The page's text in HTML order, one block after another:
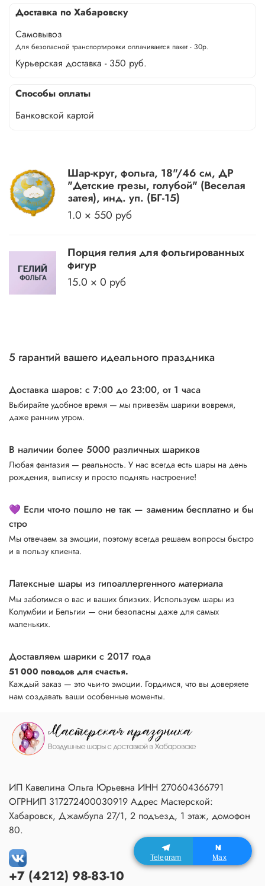
Доставка по Хабаровску
Самовывоз
Для безопасной транспортировки оплачивается пакет - 30р.
Курьерская доставка - 350 руб.
Способы оплаты
Банковской картой
Шар-круг, фольга, 18"/46 см, ДР
"Детские грезы, голубой" (Веселая
затея), инд. уп. (БГ-15)
1.0 × 550 руб
Порция гелия для фольгированных
фигур
15.0 × 0 руб
5 гарантий вашего идеального праздника
Доставка шаров: с 7:00 до 23:00, от 1 часа
Выбирайте удобное время — мы привезём шарики вовремя,
даже ранним утром.
В наличии более 5000 различных шариков
Любая фантазия — реальность. У нас всегда есть шары на день
рождения, выписку и просто поднять настроение!
💜 Если что-то пошло не так — заменим бесплатно и бы
стро
Мы отвечаем за эмоции, поэтому всегда решаем вопросы быстро
и в пользу клиента.
Латексные шары из гипоаллергенного материала
Мы заботимся о вас и ваших близких. Используем шары из
Колумбии и Бельгии — они безопасны даже для самых
маленьких.
Доставляем шарики с 2017 года
51 000 поводов для счастья.
Каждый заказ — это чьи-то эмоции. Гордимся, что вы доверяете
нам создавать ваши особенные моменты.
+7 (4212) 98-83-10
ИП Кавелина Ольга Юрьевна ИНН 270604366791
ОГРНИП 317272400030919 Адрес Мастерской:
Хабаровск, Джамбула 27/1, 2 подъезд, 1 этаж, домофон
80.
Telegram Max